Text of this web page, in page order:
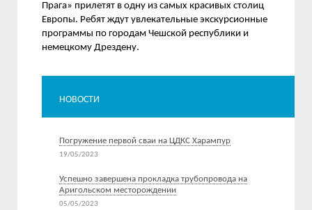
Прага» прилетят в одну из самых красивых столиц
Европы. Ребят ждут увлекательные экскурсионные
программы по городам Чешской республики и
немецкому Дрездену.
НОВОСТИ
Погружение первой сваи на ЦДКС Харампур
19/05/2023
Успешно завершена прокладка трубопровода на
Аригольском месторождении
05/05/2023